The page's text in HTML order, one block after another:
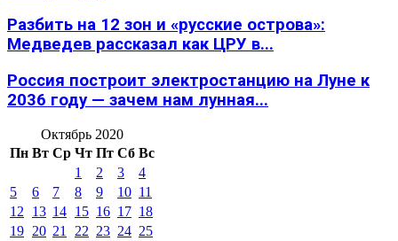
Разбить на 12 зон и «русские острова»:
Медведев рассказал как ЦРУ в...
Россия построит электростанцию на Луне к
2036 году — зачем нам лунная...
Октябрь 2020
Пн Вт Ср Чт Пт Сб Вс
1
2 3
4
5
6 7 8 9 10 11
12
13 14 15 16 17 18
19 20 21 22 23 24 25